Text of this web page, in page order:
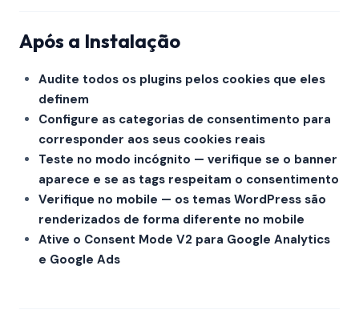
Após a Instalação
Audite todos os plugins pelos cookies que eles
definem
Configure as categorias de consentimento para
corresponder aos seus cookies reais
Teste no modo incógnito — verifique se o banner
aparece e se as tags respeitam o consentimento
Verifique no mobile — os temas WordPress são
renderizados de forma diferente no mobile
Ative o Consent Mode V2 para Google Analytics
e Google Ads